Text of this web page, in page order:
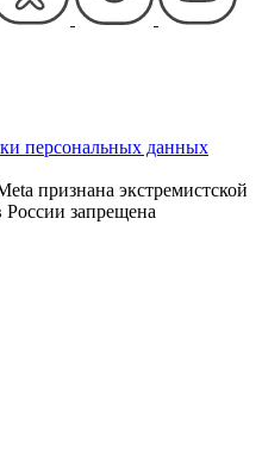
персональных данных
признана экстремистской
России запрещена